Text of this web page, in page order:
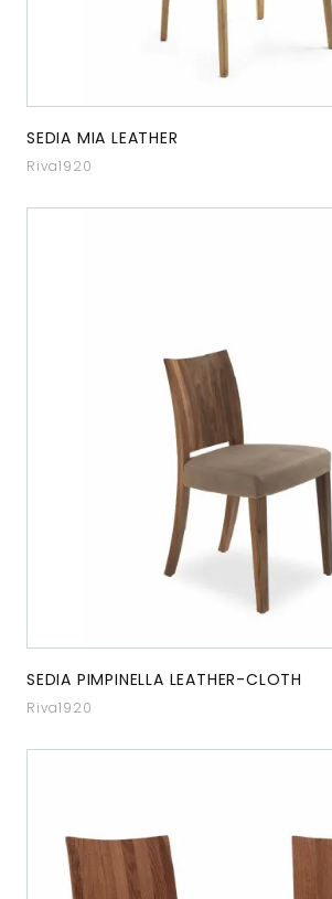
SEDIA MIA LEATHER
Riva1920
SEDIA PIMPINELLA LEATHER-CLOTH
Riva1920